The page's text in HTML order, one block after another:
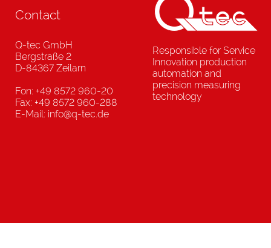
Contact
Q-tec GmbH
Bergstraße 2
D-84367 Zeilarn
Fon: +49 8572 960-20
Fax: +49 8572 960-288
E-Mail: info@q-tec.de
Responsible for Service
Innovation production
automation and
precision measuring
technology